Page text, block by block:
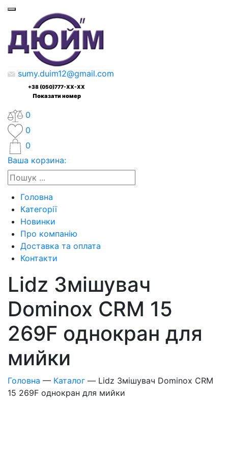
sumy.duim12@gmail.com
+38 (050)777-XX-XX
Показати номер
0
0
0
Ваша корзина:
Головна
Категорії
Новинки
Про компанію
Доставка та оплата
Контакти
Lidz Змішувач
Dominox CRM 15
269F однокран для
мийки
Головна — Каталог — Lidz Змішувач Dominox CRM
15 269F однокран для мийки